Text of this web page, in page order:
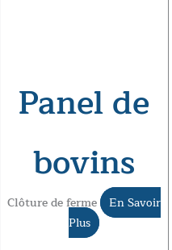
Panel de
bovins
Clôture de ferme
En Savoir
Plus